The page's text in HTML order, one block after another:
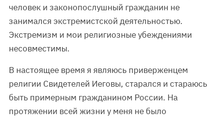
человек и законопослушный гражданин не
занимался экстремистской деятельностью.
Экстремизм и мои религиозные убеждениями
несовместимы.
В настоящее время я являюсь приверженцем
религии Свидетелей Иеговы, старался и стараюсь
быть примерным гражданином России. На
протяжении всей жизни у меня не было